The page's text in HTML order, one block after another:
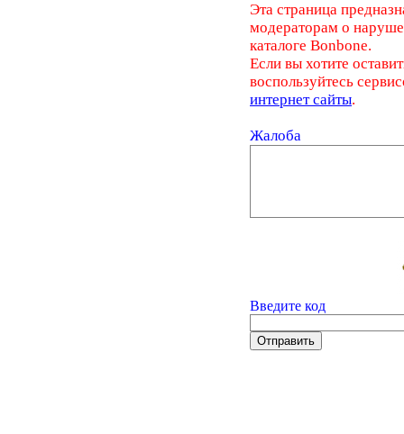
Эта страница
модераторам о
каталоге Bonbone.
Если вы хотите
воспользуйтесь
интернет сайты.
Жалоба
Введите код